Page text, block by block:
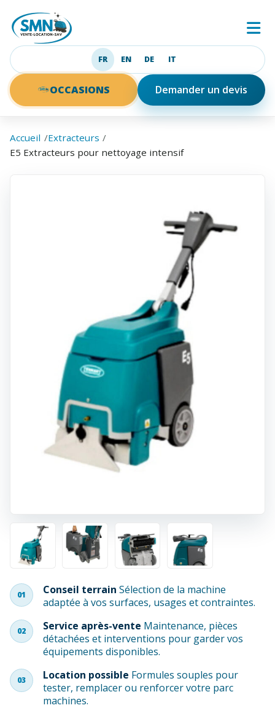
SMN
FRFrançais
EN
English
DE
Deutsch
ITItaliano
OCCASIONS Demander un devis
Accueil
Extracteurs
E5 Extracteurs pour nettoyage intensif
01 Conseil terrain Sélection de la machine
adaptée à vos surfaces, usages et contraintes.
02 Service après-vente Maintenance, pièces
détachées et interventions pour garder vos
équipements disponibles.
03 Location possible Formules souples pour
tester, remplacer ou renforcer votre parc
machines.